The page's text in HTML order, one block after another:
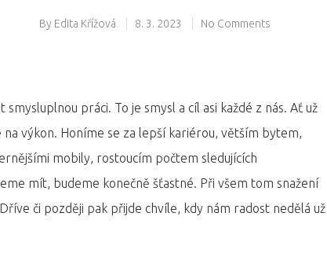
By Edita Křížová 8. 3. 2023 No Comments
práci. To je smysl a cíl asi každé z nás. Ať už
výkon. Honíme se za lepší kariérou, větším bytem,
mobily, rostoucím počtem sledujících
mít, budeme konečně šťastné. Při všem tom snažení
či později pak přijde chvíle, kdy nám radost nedělá už